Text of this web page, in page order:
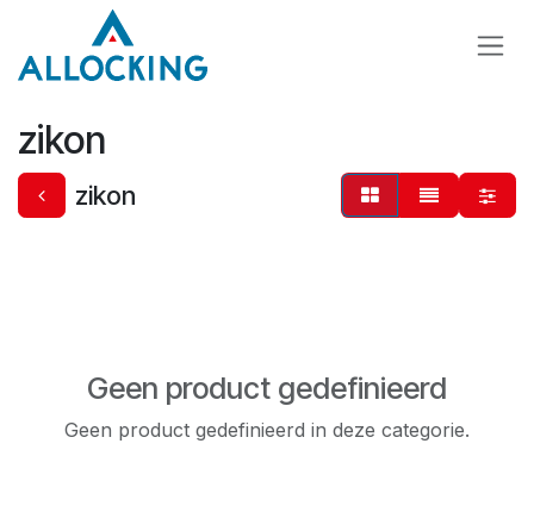
Overslaan naar inhoud
zikon
zikon
Geen product gedefinieerd
Geen product gedefinieerd in deze categorie.